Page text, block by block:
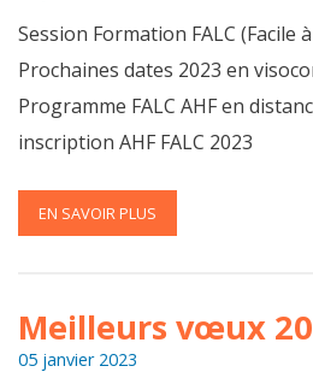
Session Formation FALC (Facile
Prochaines dates 2023 en
Programme FALC AHF en
inscription AHF FALC 2023
EN SAVOIR PLUS
Meilleurs vœux
05 janvier 2023